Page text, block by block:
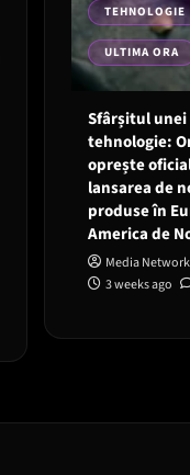
TEHNOLOGIE
ULTIMA ORA
Sfârșitul unei
tehnologie:
oprește
lansarea de
produse în
America de
Media Network
3 weeks ago